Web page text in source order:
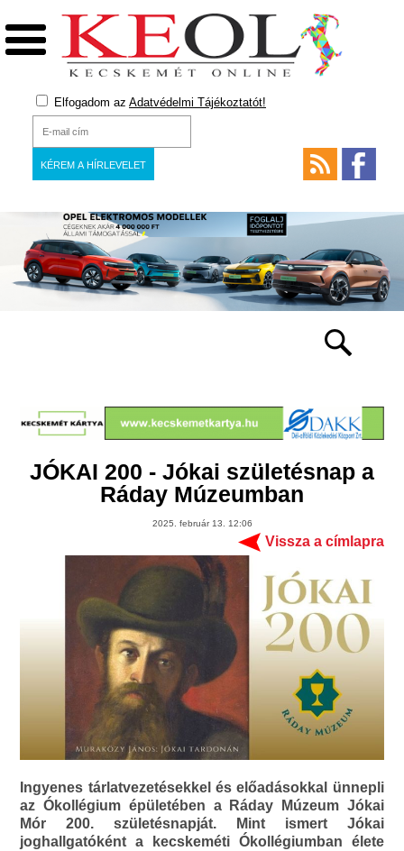
Elfogadom az Adatvédelmi Tájékoztatót!
JÓKAI 200 - Jókai születésnap a
Ráday Múzeumban
2025. február 13. 12:06
Vissza a címlapra
Ingyenes tárlatvezetésekkel és előadásokkal ünnepli
az Ókollégium épületében a Ráday Múzeum Jókai
Mór 200. születésnapját. Mint ismert Jókai
joghallgatóként a kecskeméti Ókollégiumban élete